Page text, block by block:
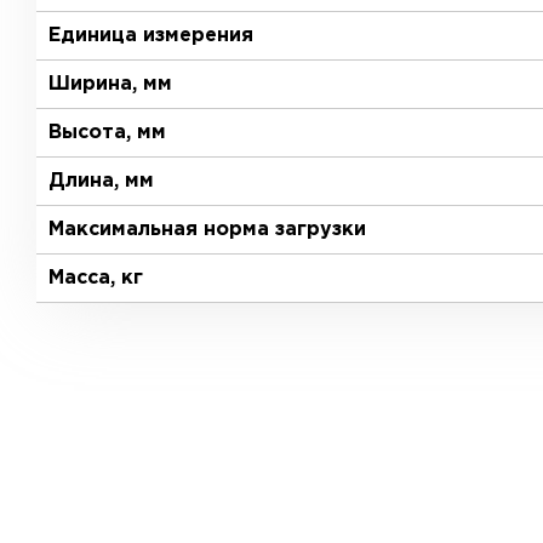
Единица измерения
Ширина, мм
Высота, мм
Длина, мм
Максимальная норма загрузки
Масса, кг